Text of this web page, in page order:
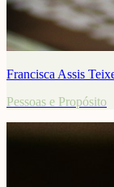
Francisca Assis
Pessoas e Propósito